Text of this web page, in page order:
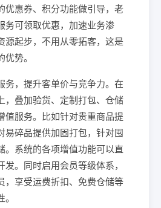
优惠券、积分功能做引导，老
务可领取优惠，加速业务渗
源起步，不用从零拓客，这是
势。
务，提升客单价与竞争力。在
，叠加验货、定制打包、仓储
值服务。比如针对贵重商品提
易碎品提供加固打包，针对囤
。系统的各项增值功能可以直
。同时启用会员等级体系，
，享受运费折扣、免费仓储等